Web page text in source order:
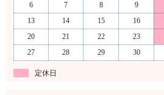
6
7 8 9
13
14 15 16
20
21 22 23
27
28 29 30
定休日